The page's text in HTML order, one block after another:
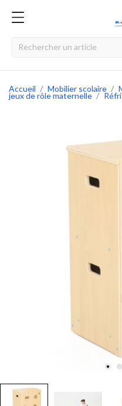
Accueil Mobilier scolaire
jeux de rôle maternelle